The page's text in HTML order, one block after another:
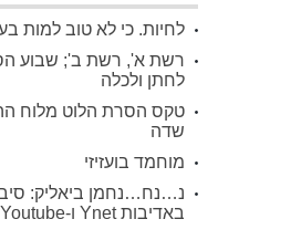
לחיות. כי לא טוב למות
רשת א', רשת ב'; שבוע
לחתן ולכלה
טקס הסרת הלוט מלוח
שדה
מוחמד בועזיזי
נ…נח…נחמן ביאליק:
באדיבות Ynet ו-Youtube